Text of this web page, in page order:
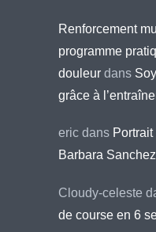
Renforcement
programme
douleur dans
grâce à
eric dans
Barbara
Cloudy-celeste
de course en 6